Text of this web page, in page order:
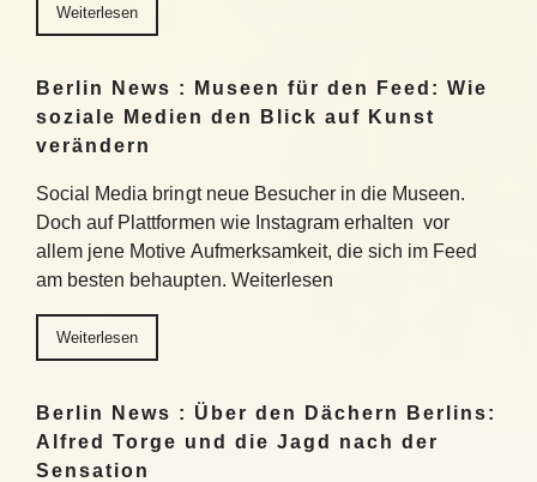
Weiterlesen
Berlin News : Museen für den Feed: Wie
soziale Medien den Blick auf Kunst
verändern
Social Media bringt neue Besucher in die Museen.
Doch auf Plattformen wie Instagram erhalten vor
allem jene Motive Aufmerksamkeit, die sich im Feed
am besten behaupten. Weiterlesen
Weiterlesen
Berlin News : Über den Dächern Berlins:
Alfred Torge und die Jagd nach der
Sensation